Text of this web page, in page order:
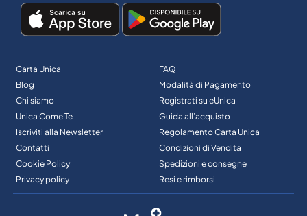
Carta Unica
Blog
Chi siamo
Unica Come Te
Iscriviti alla Newsletter
Contatti
Cookie Policy
Privacy policy
FAQ
Modalità di Pagamento
Registrati su eUnica
Guida all’acquisto
Regolamento Carta Unica
Condizioni di Vendita
Spedizioni e consegne
Resi e rimborsi